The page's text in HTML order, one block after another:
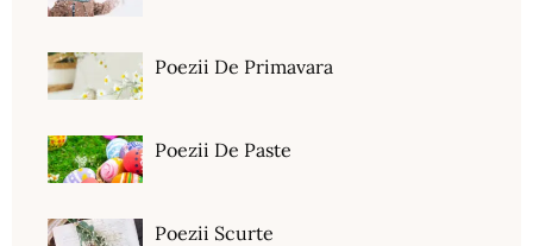
Poezii De Primavara
Poezii De Paste
Poezii Scurte